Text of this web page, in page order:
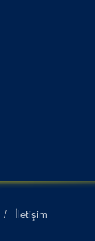
İletişim